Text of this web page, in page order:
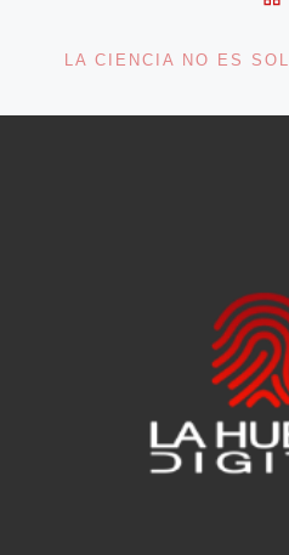
LA CIENCIA NO ES